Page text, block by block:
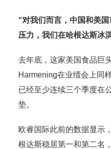
“对我们而言，中国和美国
压力， 我们在哈根达斯冰
去年底，这家美国食品巨
Harmening在业绩会上同
已经至少连续三个季度在
垫。
欧睿国际此前的数据显示
根达斯稳居第一和第二名